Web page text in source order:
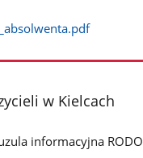
w Kielcach
informacyjna RODO